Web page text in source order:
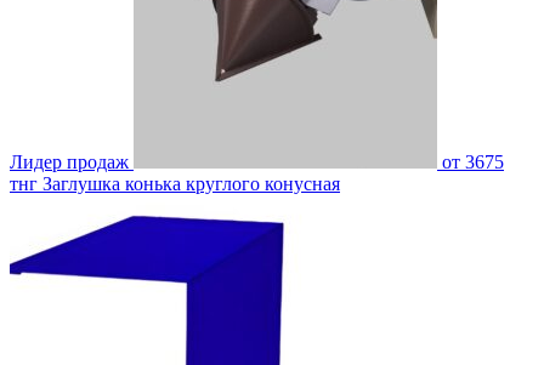
Лидер продаж
от 3675
тнг Заглушка конька круглого конусная